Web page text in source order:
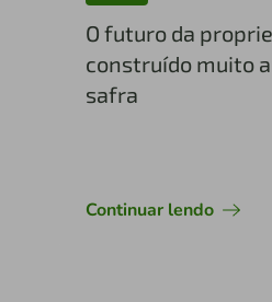
O futuro da
construído muito
safra
Continuar lendo